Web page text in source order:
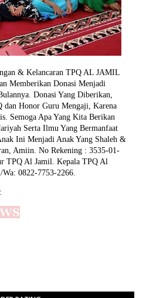
& Kelancaran TPQ AL JAMIL
Memberikan Donasi Menjadi
Donasi Yang Diberikan,
dan Honor Guru Mengaji, Karena
Semoga Apa Yang Kita Berikan
Serta Ilmu Yang Bermanfaat
Ini Menjadi Anak Yang Shaleh &
Amiin. No Rekening : 3535-01-
TPQ Al Jamil. Kepala TPQ Al
0822-7753-2266.